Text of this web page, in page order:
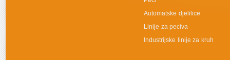
Automatske djelilice
Linije za peciva
Industrijske linije za kruh